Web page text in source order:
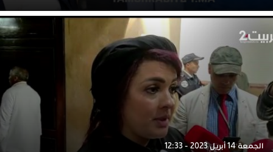
الجمعة 14 أبريل 2023 - 12:33